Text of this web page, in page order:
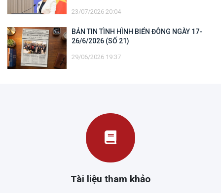
địa của quốc gia ven biển
23/07/2026 20:04
BẢN TIN TÌNH HÌNH BIỂN ĐÔNG NGÀY 17-
26/6/2026 (SỐ 21)
29/06/2026 19:37
Tài liệu tham khảo